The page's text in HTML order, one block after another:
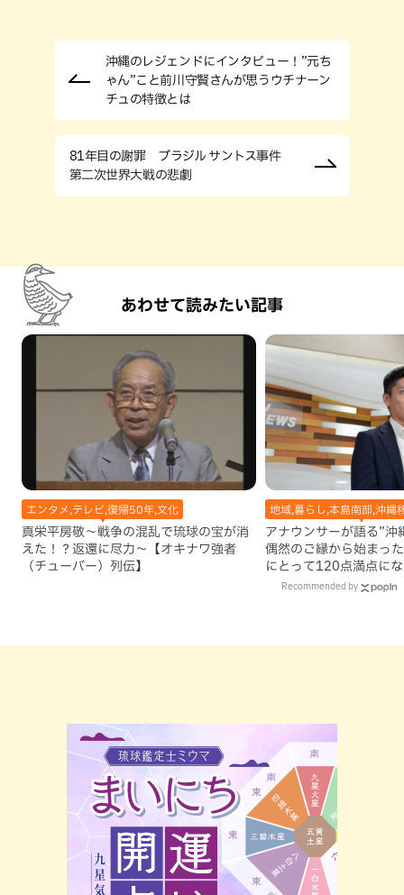
沖縄のレジェンドにインタビュー！”元ち
ゃん”こと前川守賢さんが思うウチナーン
チュの特徴とは
81年目の謝罪 ブラジル サントス事件
第二次世界大戦の悲劇
あわせて読みたい記事
エンタメ,テレビ,復帰50年,文化
真栄平房敬～戦争の混乱で琉球の宝が消
えた！？返還に尽力～【オキナワ強者
（チューバー）列伝】
地域,暮らし,本島南部,沖縄
アナウンサーが語る”沖
偶然のご縁から始まっ
にとって120点満点に
Recommended by